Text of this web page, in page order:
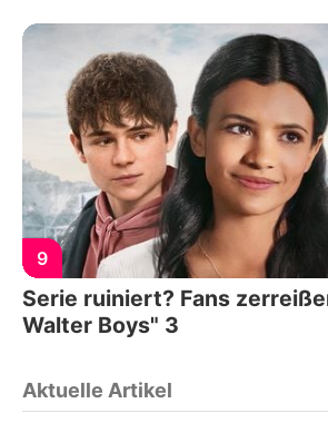
9
Serie ruiniert? Fans
Walter Boys" 3
Aktuelle Artikel